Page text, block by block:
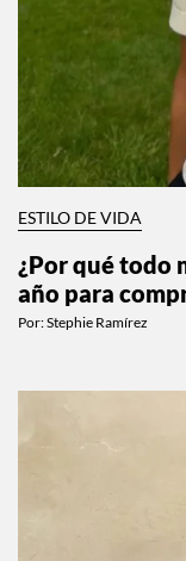
ESTILO DE VIDA
¿Por qué todo
año para
Por:Stephie Ramírez